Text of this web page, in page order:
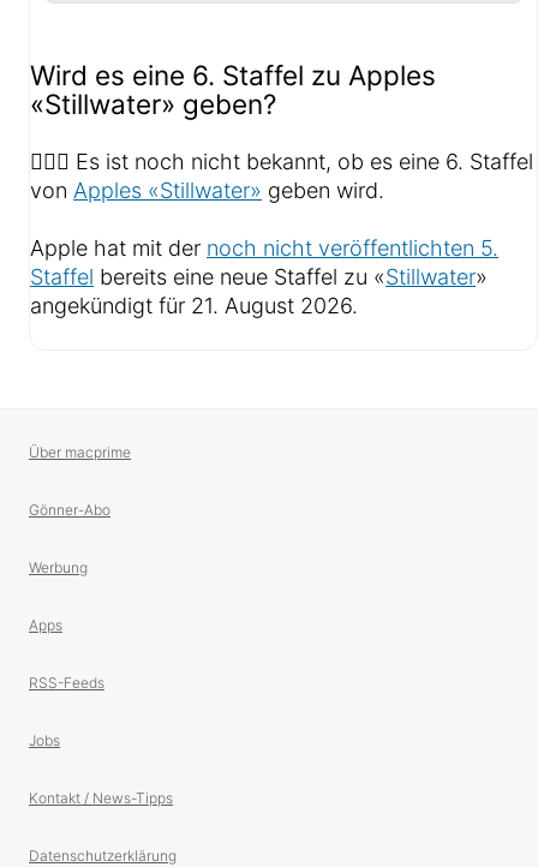
Wird es eine 6. Staffel zu Apples
«Stillwater» geben?
🤷🏻‍♂️ Es ist noch nicht bekannt, ob es eine 6. Staffel
von Apples «Stillwater» geben wird.
Apple hat mit der noch nicht veröffentlichten 5.
Staffel bereits eine neue Staffel zu «Stillwater»
angekündigt für 21. August 2026.
Über macprime
Gönner-Abo
Werbung
Apps
RSS-Feeds
Jobs
Kontakt / News-Tipps
Datenschutzerklärung